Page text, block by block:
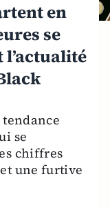
en
se
l’actualité
tendance
se
chiffres
une furtive